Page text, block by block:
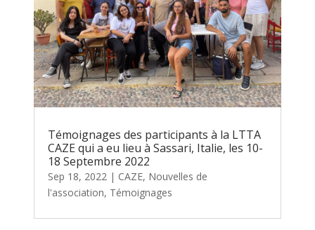
Témoignages des participants à la LTTA
CAZE qui a eu lieu à Sassari, Italie, les 10-
18 Septembre 2022
Sep 18, 2022 | CAZE, Nouvelles de
l'association, Témoignages